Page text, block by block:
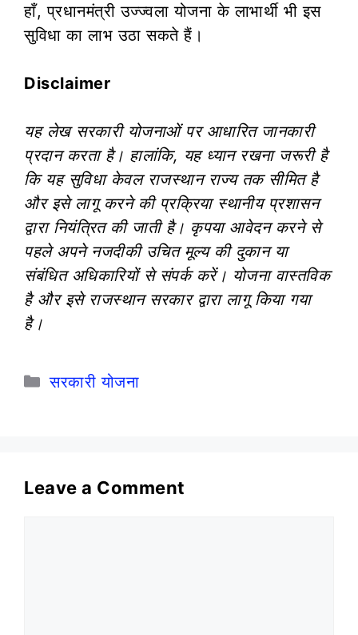
हाँ, प्रधानमंत्री उज्ज्वला योजना के लाभार्थी भी इस
सुविधा का लाभ उठा सकते हैं।
Disclaimer
यह लेख सरकारी योजनाओं पर आधारित जानकारी
प्रदान करता है। हालांकि, यह ध्यान रखना जरूरी है
कि यह सुविधा केवल राजस्थान राज्य तक सीमित है
और इसे लागू करने की प्रक्रिया स्थानीय प्रशासन
द्वारा नियंत्रित की जाती है। कृपया आवेदन करने से
पहले अपने नजदीकी उचित मूल्य की दुकान या
संबंधित अधिकारियों से संपर्क करें। योजना वास्तविक
है और इसे राजस्थान सरकार द्वारा लागू किया गया
है।
Categories
सरकारी योजना
Leave a Comment